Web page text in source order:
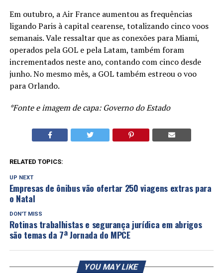
Em outubro, a Air France aumentou as frequências
ligando Paris à capital cearense, totalizando cinco voos
semanais. Vale ressaltar que as conexões para Miami,
operados pela GOL e pela Latam, também foram
incrementados neste ano, contando com cinco desde
junho. No mesmo mês, a GOL também estreou o voo
para Orlando.
*Fonte e imagem de capa: Governo do Estado
RELATED TOPICS:
UP NEXT
Empresas de ônibus vão ofertar 250 viagens extras para
o Natal
DON'T MISS
Rotinas trabalhistas e segurança jurídica em abrigos
são temas da 7ª Jornada do MPCE
YOU MAY LIKE